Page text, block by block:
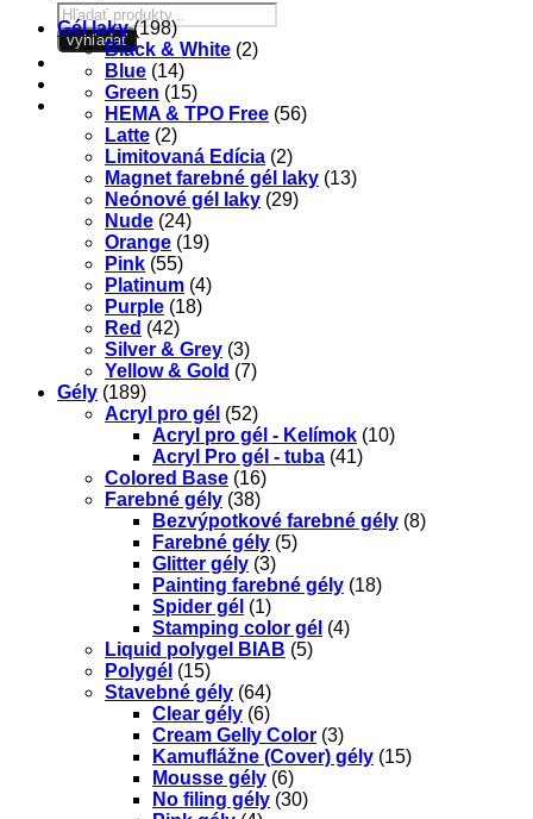
Products
search
vyhľadať
Gél laky (198)
Black & White (2)
Blue (14)
Green (15)
HEMA & TPO Free (56)
Latte (2)
Limitovaná Edícia (2)
Magnet farebné gél laky (13)
Neónové gél laky (29)
Nude (24)
Orange (19)
Pink (55)
Platinum (4)
Purple (18)
Red (42)
Silver & Grey (3)
Yellow & Gold (7)
Gély (189)
Acryl pro gél (52)
Acryl pro gél - Kelímok (10)
Acryl Pro gél - tuba (41)
Colored Base (16)
Farebné gély (38)
Bezvýpotkové farebné gély (8)
Farebné gély (5)
Glitter gély (3)
Painting farebné gély (18)
Spider gél (1)
Stamping color gél (4)
Liquid polygel BIAB (5)
Polygél (15)
Stavebné gély (64)
Clear gély (6)
Cream Gelly Color (3)
Kamuflážne (Cover) gély (15)
Mousse gély (6)
No filing gély (30)